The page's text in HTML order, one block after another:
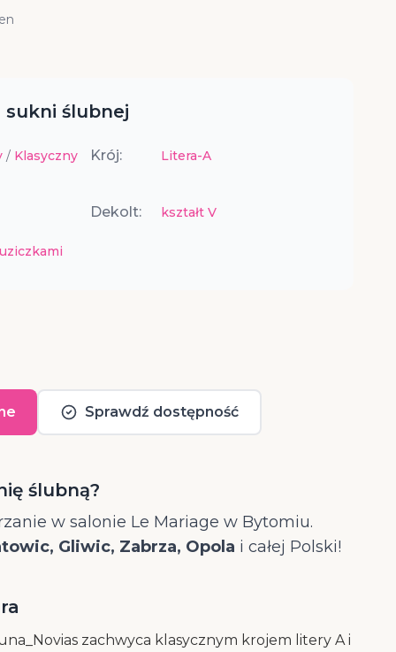
ślubnej
/ Klasyczny Krój: Litera-A
Dekolt: kształt V
Sprawdź dostępność
ślubną?
w salonie Le Mariage w Bytomiu.
Gliwic, Zabrza, Opola i całej Polski!
zachwyca klasycznym krojem litery A i